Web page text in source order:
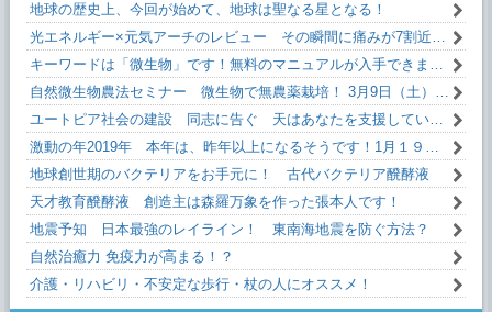
地球の歴史上、今回が始めて、地球は聖なる星となる！
光エネルギー×元気アーチのレビュー その瞬間に痛みが7割近く減った！
キーワードは「微生物」です！無料のマニュアルが入手できます。
自然微生物農法セミナー 微生物で無農薬栽培！ 3月9日（土）13:10～
ユートピア社会の建設 同志に告ぐ 天はあなたを支援しています！
激動の年2019年 本年は、昨年以上になるそうです！1月１９日(土)13:10～
地球創世期のバクテリアをお手元に！ 古代バクテリア醗酵液
天才教育醗酵液 創造主は森羅万象を作った張本人です！
地震予知 日本最強のレイライン！ 東南海地震を防ぐ方法？
自然治癒力 免疫力が高まる！？
介護・リハビリ・不安定な歩行・杖の人にオススメ！